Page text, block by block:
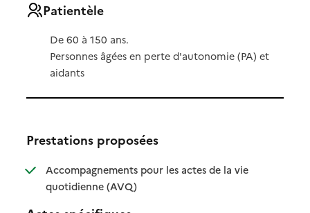
Patientèle
De 60 à 150 ans.
Personnes âgées en perte d'autonomie (PA) et
aidants
Prestations proposées
Accompagnements pour les actes de la vie
quotidienne (AVQ): disponible
: non disponible